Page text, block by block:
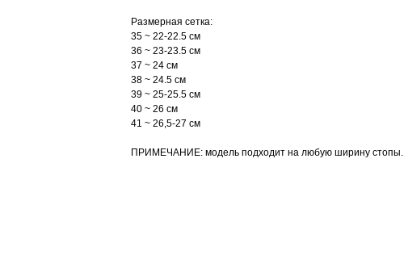
Размерная сетка:
35 ~ 22-22.5 cм
36 ~ 23-23.5 cм
37 ~ 24 cм
38 ~ 24.5 см
39 ~ 25-25.5 см
40 ~ 26 см
41 ~ 26,5-27 см
ПРИМЕЧАНИЕ: модель подходит на любую ширину стопы.